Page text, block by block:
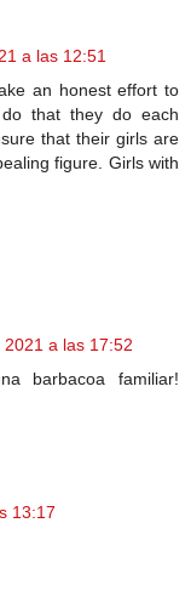
a las 12:51
an honest effort to
that they do each
that their girls are
figure. Girls with
a las 17:52
barbacoa familiar!
13:17